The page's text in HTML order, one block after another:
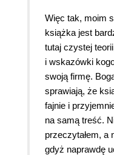
Więc tak, moim
książka jest
tutaj czystej
i wskazówki
swoją firmę.
sprawiają, że
fajnie i
na samą treść.
przeczytałem, a
gdyż naprawdę